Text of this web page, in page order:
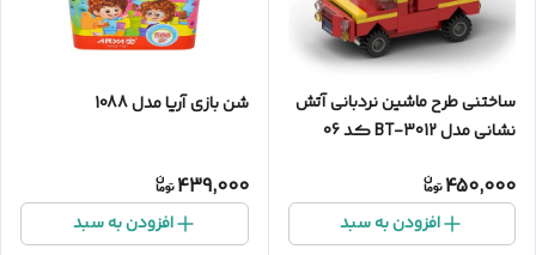
ساختنی طرح ماشین نردبانی آتش
نشانی مدل BT-3012 کد 06
450,000
افزودن به سبد
شن بازی آریا مدل 1088
439,000
افزودن به سبد